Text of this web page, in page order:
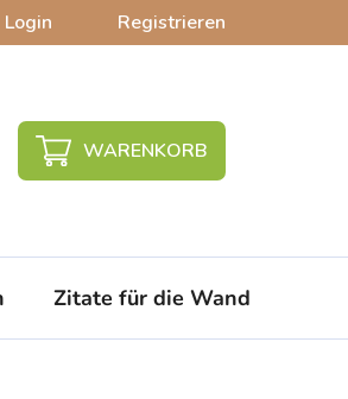
Login Registrieren
WARENKORB
Zitate für die Wand